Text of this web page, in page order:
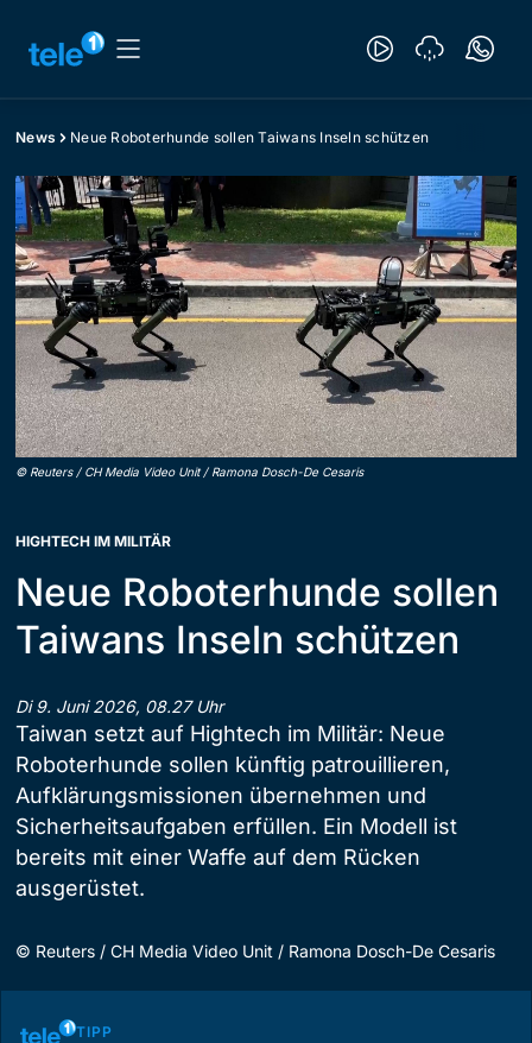
News Neue Roboterhunde sollen Taiwans Inseln schützen
© Reuters / CH Media Video Unit / Ramona Dosch-De Cesaris
HIGHTECH IM MILITÄR
Neue Roboterhunde sollen
Taiwans Inseln schützen
Di 9. Juni 2026, 08.27 Uhr
Taiwan setzt auf Hightech im Militär: Neue
Roboterhunde sollen künftig patrouillieren,
Aufklärungsmissionen übernehmen und
Sicherheitsaufgaben erfüllen. Ein Modell ist
bereits mit einer Waffe auf dem Rücken
ausgerüstet.
© Reuters / CH Media Video Unit / Ramona Dosch-De Cesaris
TIPP